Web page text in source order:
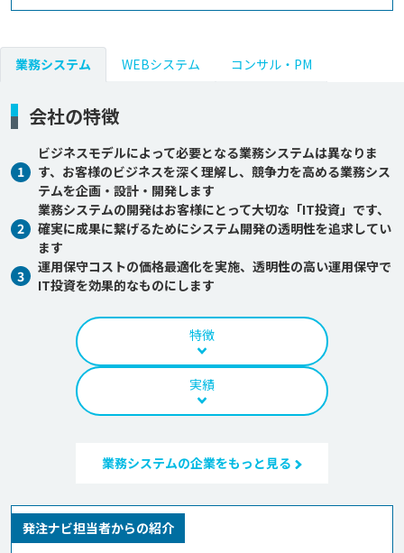
業務システム WEBシステム コンサル・PM
会社の特徴
1
ビジネスモデルによって必要となる業務システムは異なりま
す、お客様のビジネスを深く理解し、競争力を高める業務シス
テムを企画・設計・開発します
2
業務システムの開発はお客様にとって大切な「IT投資」です、
確実に成果に繋げるためにシステム開発の透明性を追求してい
ます
3
運用保守コストの価格最適化を実施、透明性の高い運用保守で
IT投資を効果的なものにします
特徴
実績
業務システムの企業をもっと見る
発注ナビ担当者からの紹介